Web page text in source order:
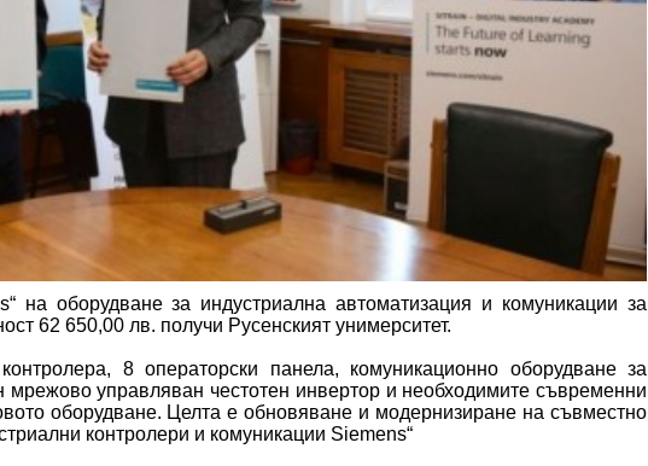
на оборудване за индустриална автоматизация и комуникации за
62 650,00 лв. получи Русенският унимерситет.
8 операторски панела, комуникационно оборудване за
управляван честотен инвертор и необходимите съвременни
оборудване. Целта е обновяване и модернизиране на съвместно
контролери и комуникации Siemens“